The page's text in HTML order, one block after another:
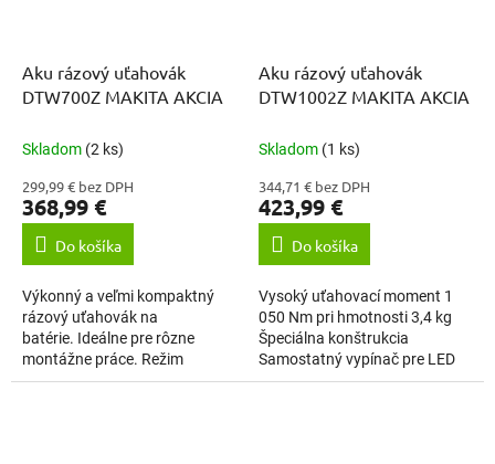
Aku rázový uťahovák
DTW700Z MAKITA AKCIA
Skladom (2 ks)
299,99 € bez DPH
368,99 €
Do košíka
Výkonný a veľmi kompaktný
rázový uťahovák na
batérie. Ideálne pre rôzne
montážne práce. Režim
automatického zastavenia s 3
Aku rázový uťahovák
DTW1002Z MAKITA AKCIA
Skladom (1 ks)
344,71 € bez DPH
423,99 €
Do košíka
Vysoký uťahovací moment 1
050 Nm pri hmotnosti 3,4 kg
Špeciálna konštrukcia
Samostatný vypínač pre LED
osvetlenie pracovnej plochy